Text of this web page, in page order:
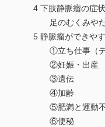
4 下肢静脈瘤の症状
足のむくみやだ
5 静脈瘤ができや
①立ち仕事（デ
②妊娠・出産
③遺伝
④加齢
⑤肥満と運動
⑥便秘